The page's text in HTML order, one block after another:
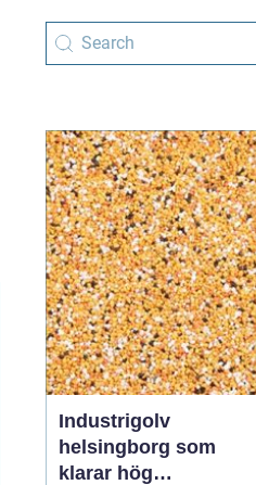
Industrigolv
helsingborg som
klarar hög